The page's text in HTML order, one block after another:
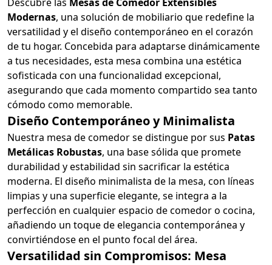
Modernas, una solución de mobiliario que redefine la
versatilidad y el diseño contemporáneo en el corazón
de tu hogar. Concebida para adaptarse dinámicamente
a tus necesidades, esta mesa combina una estética
sofisticada con una funcionalidad excepcional,
asegurando que cada momento compartido sea tanto
cómodo como memorable.
Diseño Contemporáneo y Minimalista
Nuestra mesa de comedor se distingue por sus Patas
Metálicas Robustas, una base sólida que promete
durabilidad y estabilidad sin sacrificar la estética
moderna. El diseño minimalista de la mesa, con líneas
limpias y una superficie elegante, se integra a la
perfección en cualquier espacio de comedor o cocina,
añadiendo un toque de elegancia contemporánea y
convirtiéndose en el punto focal del área.
Versatilidad sin Compromisos: Mesa